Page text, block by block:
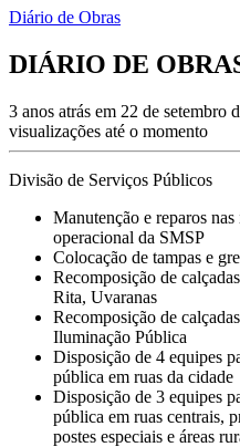
Diário de Obras
DIÁRIO DE
3 anos atrás em 22 de setembro
visualizações até o momento
Divisão de Serviços Públicos
Manutenção e reparos
operacional da SMSP
Colocação de tampas e
Recomposição de
Rita, Uvaranas
Recomposição de
Iluminação Pública
Disposição de 4 equipes
pública em ruas da cidade
Disposição de 3 equipes
pública em ruas centrais,
postes especiais e áreas